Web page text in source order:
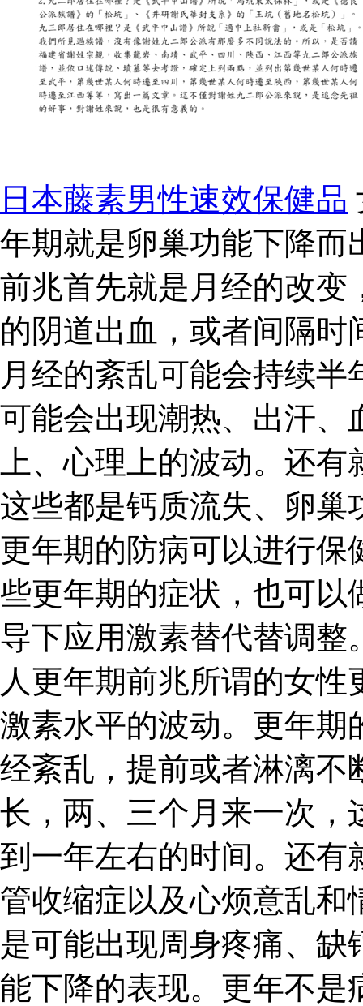
日本藤素男性速效保健品
年期就是卵巢功能下降而
前兆首先就是月经的改变
的阴道出血，或者间隔
月经的紊乱可能会持续
可能会出现潮热、出汗、
上、心理上的波动。还
这些都是钙质流失、卵巢
更年期的防病可以进行保
些更年期的症状，也可以
导下应用激素替代替调整
人更年期前兆所谓的女
激素水平的波动。更年期
经紊乱，提前或者淋漓不
长，两、三个月来一次，
到一年左右的时间。还有
管收缩症以及心烦意乱和
是可能出现周身疼痛、
能下降的表现。更年不是